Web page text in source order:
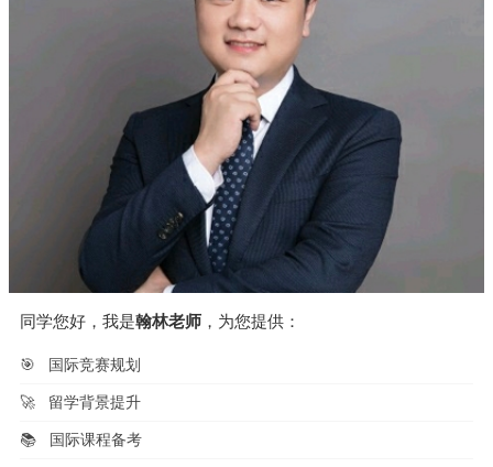
同学您好，我是翰林老师 ，为您提供：
🎯 国际竞赛规划
🚀 留学背景提升
📚 国际课程备考